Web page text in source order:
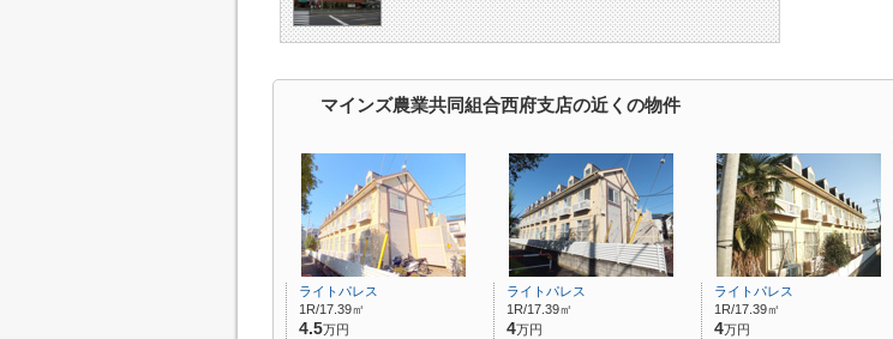
マインズ農業共同組合西府支店の近くの物件
ライトパレス
1R/17.39㎡
4.5万円
ライトパレス
1R/17.39㎡
4万円
ライトパレス
1R/17.39㎡
4万円